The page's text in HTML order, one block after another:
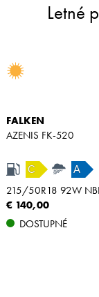
Letné
FALKEN
AZENIS FK-520
C A
215/50R18 92W
€ 140,00
DOSTUPNÉ